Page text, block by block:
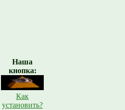
Наша
кнопка:
Как
установить?